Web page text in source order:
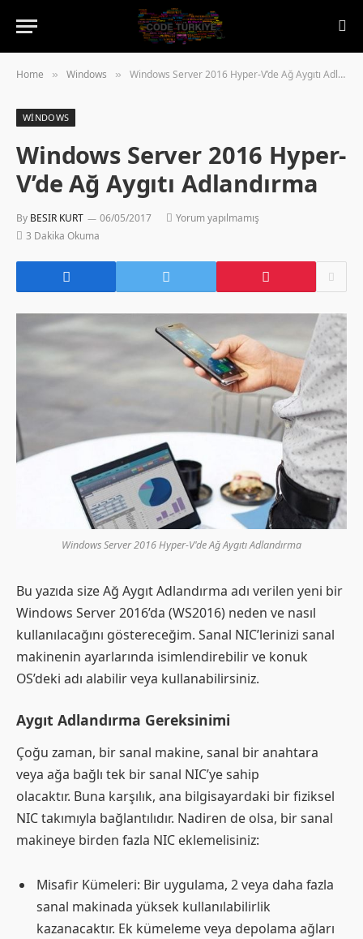
Home » Windows » Windows Server 2016 Hyper-V’de Ağ Aygıtı Adlandırma
WINDOWS
Windows Server 2016 Hyper-
V’de Ağ Aygıtı Adlandırma
By BESIR KURT 06/05/2017
Yorum yapılmamış
3 Dakika Okuma
Windows Server 2016 Hyper-V'de Ağ Aygıtı Adlandırma
Bu yazıda size Ağ Aygıt Adlandırma adı verilen yeni bir
Windows Server 2016’da (WS2016) neden ve nasıl
kullanılacağını göstereceğim. Sanal NIC’lerinizi sanal
makinenin ayarlarında isimlendirebilir ve konuk
OS’deki adı alabilir veya kullanabilirsiniz.
Aygıt Adlandırma Gereksinimi
Çoğu zaman, bir sanal makine, sanal bir anahtara
veya ağa bağlı tek bir sanal NIC’ye sahip
olacaktır. Buna karşılık, ana bilgisayardaki bir fiziksel
NIC takımıyla bağlantılıdır. Nadiren de olsa, bir sanal
makineye birden fazla NIC eklemelisiniz:
Misafir Kümeleri: Bir uygulama, 2 veya daha fazla
sanal makinada yüksek kullanılabilirlik
kazanacaktır. Ek kümeleme veya depolama ağları